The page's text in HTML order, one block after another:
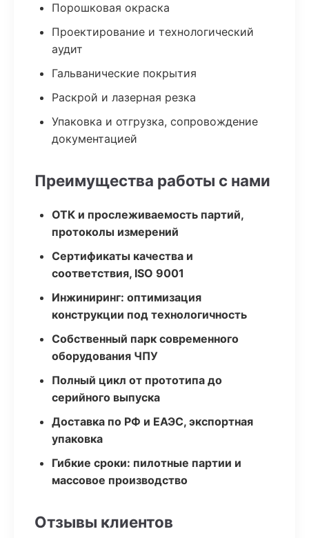
Порошковая окраска
Проектирование и технологический
аудит
Гальванические покрытия
Раскрой и лазерная резка
Упаковка и отгрузка, сопровождение
документацией
Преимущества работы с нами
ОТК и прослеживаемость партий,
протоколы измерений
Сертификаты качества и
соответствия, ISO 9001
Инжиниринг: оптимизация
конструкции под технологичность
Собственный парк современного
оборудования ЧПУ
Полный цикл от прототипа до
серийного выпуска
Доставка по РФ и ЕАЭС, экспортная
упаковка
Гибкие сроки: пилотные партии и
массовое производство
Отзывы клиентов